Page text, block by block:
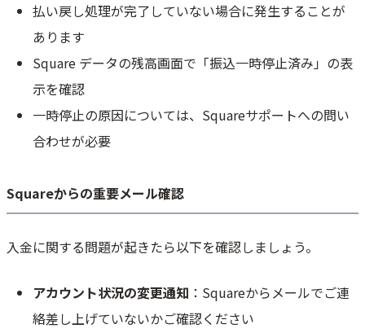
払い戻し処理が完了していない場合に発生することが
あります
Square データの残高画面で「振込一時停止済み」の表
示を確認
一時停止の原因については、Squareサポートへの問い
合わせが必要
Squareからの重要メール確認
入金に関する問題が起きたら以下を確認しましょう。
アカウント状況の変更通知 ：Squareからメールでご連
絡差し上げていないかご確認ください